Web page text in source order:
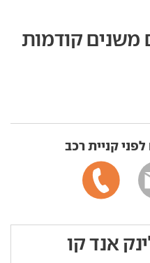
משנים קודמות
קניית רכב
אנד קו